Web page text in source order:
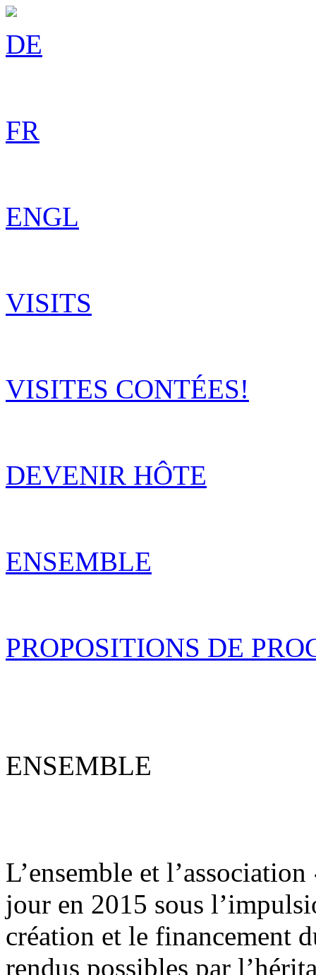
DE
FR
ENGL
VISITS
VISITES CONTÉES!
DEVENIR HÔTE
ENSEMBLE
PROPOSITIONS DE
ENSEMBLE
L’ensemble et
jour en 2015 sous
création et le financement
rendus possibles par